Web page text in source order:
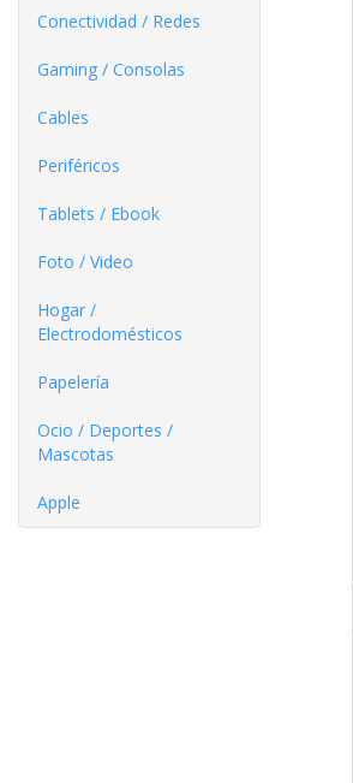
Conectividad / Redes
Gaming / Consolas
Cables
Periféricos
Tablets / Ebook
Foto / Video
Hogar /
Electrodomésticos
Papelería
Ocio / Deportes /
Mascotas
Apple